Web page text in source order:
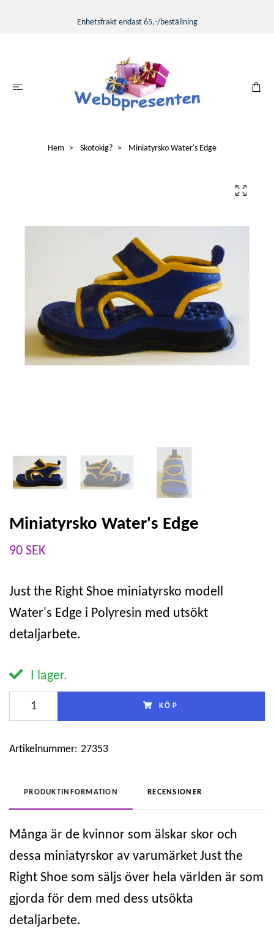
Enhetsfrakt endast 65,-/beställning
Hem Skotokig? Miniatyrsko Water's Edge
Miniatyrsko Water's Edge
90 SEK
Just the Right Shoe miniatyrsko modell
Water's Edge i Polyresin med utsökt
detaljarbete.
I lager.
KÖP
Artikelnummer: 27353
PRODUKTINFORMATION RECENSIONER
Många är de kvinnor som älskar skor och
dessa miniatyrskor av varumärket Just the
Right Shoe som säljs över hela världen är som
gjorda för dem med dess utsökta
detaljarbete.